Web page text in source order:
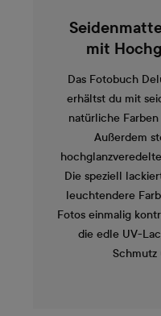
mit
Das Fotobuch
erhältst du mit
natürliche
Außerdem
Die speziell
leuchtendere
Fotos einmalig
die edle UV-
Schmutz